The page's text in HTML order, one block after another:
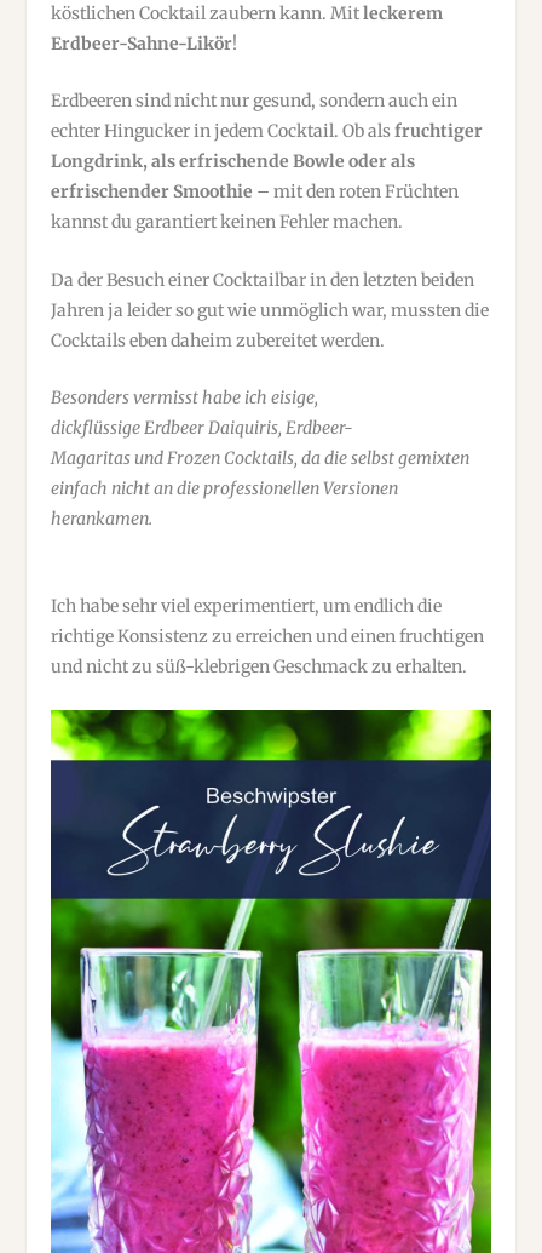
köstlichen Cocktail zaubern kann. Mitleckerem
Erdbeer-Sahne-Likör!
Erdbeeren sind nicht nur gesund, sondern auch ein
echter Hingucker in jedem Cocktail. Ob alsfruchtiger
Longdrink, als erfrischende Bowle oder als
erfrischender Smoothie – mit den roten Früchten
kannst du garantiert keinen Fehler machen.
Da der Besuch einer Cocktailbar in den letzten beiden
Jahren ja leider so gut wie unmöglich war, mussten die
Cocktails eben daheim zubereitet werden.
Besonders vermisst habe ich eisige,
dickflüssige Erdbeer Daiquiris, Erdbeer-
Magaritas und Frozen Cocktails, da die selbst gemixten
einfach nicht an die professionellen Versionen
herankamen.
Ich habe sehr viel experimentiert, um endlich die
richtige Konsistenz zu erreichen und einen fruchtigen
und nicht zu süß-klebrigen Geschmack zu erhalten.